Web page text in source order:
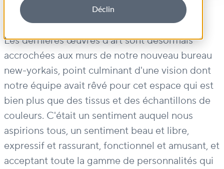
Déclin
Les dernières œuvres d'art sont désormais
accrochées aux murs de notre nouveau bureau
new-yorkais, point culminant d'une vision dont
notre équipe avait rêvé pour cet espace qui est
bien plus que des tissus et des échantillons de
couleurs. C'était un sentiment auquel nous
aspirions tous, un sentiment beau et libre,
expressif et rassurant, fonctionnel et amusant, et
acceptant toute la gamme de personnalités qui